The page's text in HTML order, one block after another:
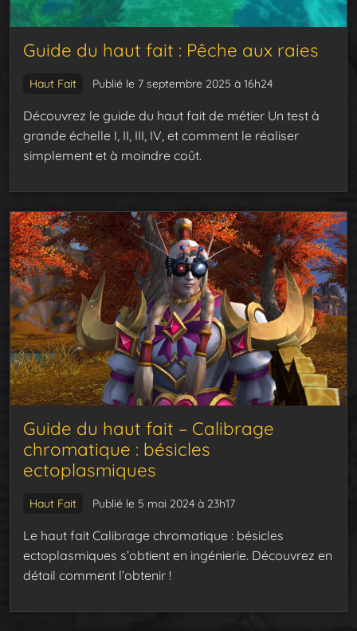
Guide du haut fait : Pêche aux raies
Haut Fait Publié le 7 septembre 2025 à 16h24
Découvrez le guide du haut fait de métier Un test à
grande échelle I, II, III, IV, et comment le réaliser
simplement et à moindre coût.
Guide du haut fait – Calibrage
chromatique : bésicles
ectoplasmiques
Haut Fait Publié le 5 mai 2024 à 23h17
Le haut fait Calibrage chromatique : bésicles
ectoplasmiques s’obtient en ingénierie. Découvrez en
détail comment l’obtenir !